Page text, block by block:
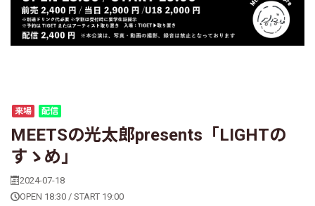
来場 配信
MEETSの光太郎presents「LIGHTの
すゝめ」
2024-07-18
OPEN 18:30 / START 19:00